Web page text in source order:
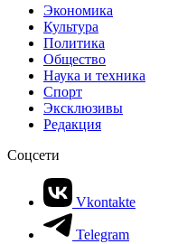
Экономика
Культура
Политика
Общество
Наука и техника
Спорт
Эксклюзивы
Редакция
Соцсети
Vkontakte
Telegram